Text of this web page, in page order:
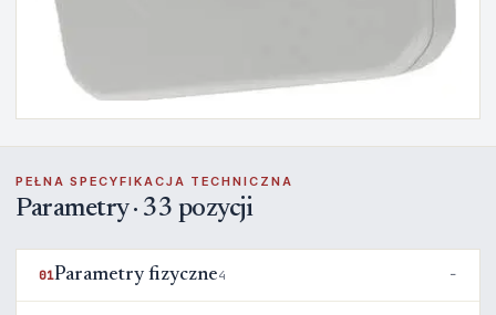
PEŁNA SPECYFIKACJA TECHNICZNA
Parametry · 33 pozycji
01Parametry fizyczne4